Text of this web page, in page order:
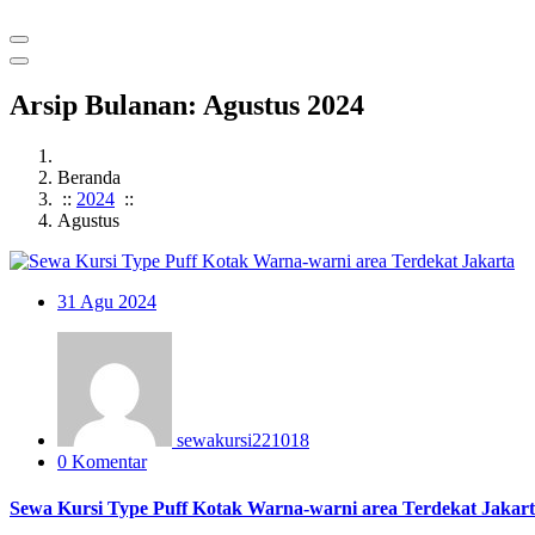
Arsip Bulanan: Agustus 2024
Beranda
:: 2024 ::
Agustus
31 Agu 2024
sewakursi221018
0 Komentar
Sewa Kursi Type Puff Kotak Warna-warni area Terdekat